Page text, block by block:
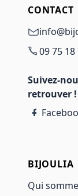
CONTACT
09 75 18
Suivez-
retrouver !
BIJOULIA
Qui